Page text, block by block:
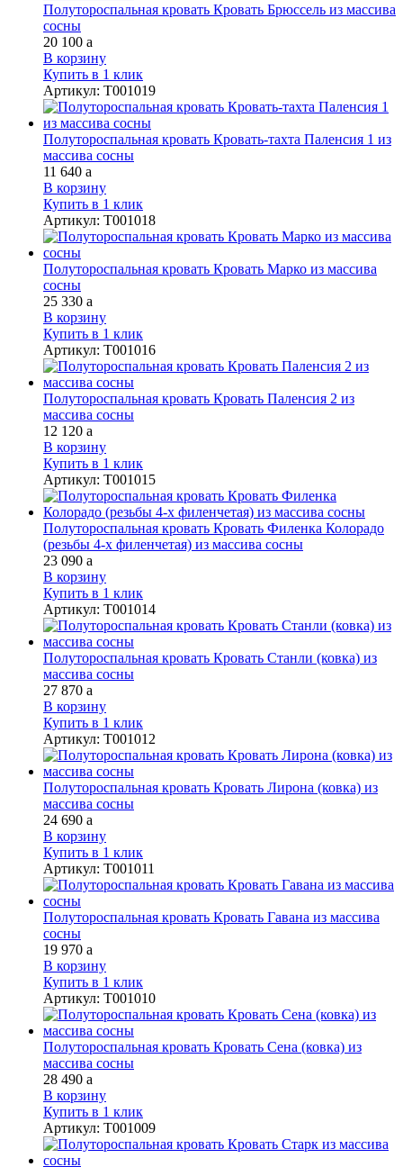
Полутороспальная кровать Кровать Брюссель из массива
сосны
20 100 a
В корзину
Купить в 1 клик
Артикул: Т001019
Полутороспальная кровать Кровать-тахта Паленсия 1 из
массива сосны
11 640 a
В корзину
Купить в 1 клик
Артикул: Т001018
Полутороспальная кровать Кровать Марко из массива
сосны
25 330 a
В корзину
Купить в 1 клик
Артикул: Т001016
Полутороспальная кровать Кровать Паленсия 2 из
массива сосны
12 120 a
В корзину
Купить в 1 клик
Артикул: Т001015
Полутороспальная кровать Кровать Филенка Колорадо
(резьбы 4-х филенчетая) из массива сосны
23 090 a
В корзину
Купить в 1 клик
Артикул: Т001014
Полутороспальная кровать Кровать Станли (ковка) из
массива сосны
27 870 a
В корзину
Купить в 1 клик
Артикул: Т001012
Полутороспальная кровать Кровать Лирона (ковка) из
массива сосны
24 690 a
В корзину
Купить в 1 клик
Артикул: Т001011
Полутороспальная кровать Кровать Гавана из массива
сосны
19 970 a
В корзину
Купить в 1 клик
Артикул: Т001010
Полутороспальная кровать Кровать Сена (ковка) из
массива сосны
28 490 a
В корзину
Купить в 1 клик
Артикул: Т001009